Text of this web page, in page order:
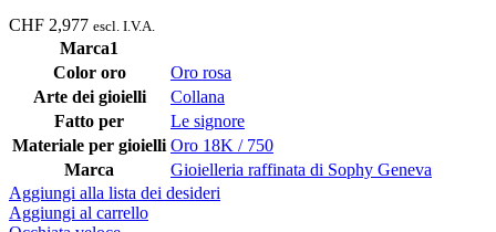
CHF 2,977 escl. I.V.A.
Marca1
Color oro
Oro rosa
Arte dei gioielli
Collana
Fatto per
Le signore
Materiale per gioielli Oro 18K / 750
Marca
Gioielleria raffinata di Sophy Geneva
Aggiungi alla lista dei desideri
Aggiungi al carrello